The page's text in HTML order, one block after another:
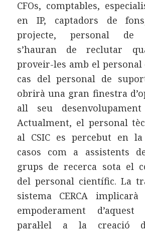
CFOs, comptables,
en IP, captadors de
projecte, personal de
s’hauran de reclutar
proveir-les amb el personal
cas del personal de
obrirà una gran finestra
all seu desenvolupament
Actualment, el personal
al CSIC es percebut en
casos com a assistents
grups de recerca sota el
del personal científic. La
sistema CERCA
empoderament
paral·lel a la creació